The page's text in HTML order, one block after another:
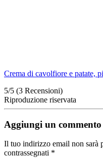
Crema di cavolfiore e patate,
5/5 (3 Recensioni)
Riproduzione riservata
Aggiungi un commento
Il tuo indirizzo email non sarà
contrassegnati *